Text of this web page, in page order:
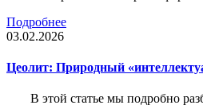
Подробнее
03.02.2026
Цеолит: Природный
В этой статье мы подробно